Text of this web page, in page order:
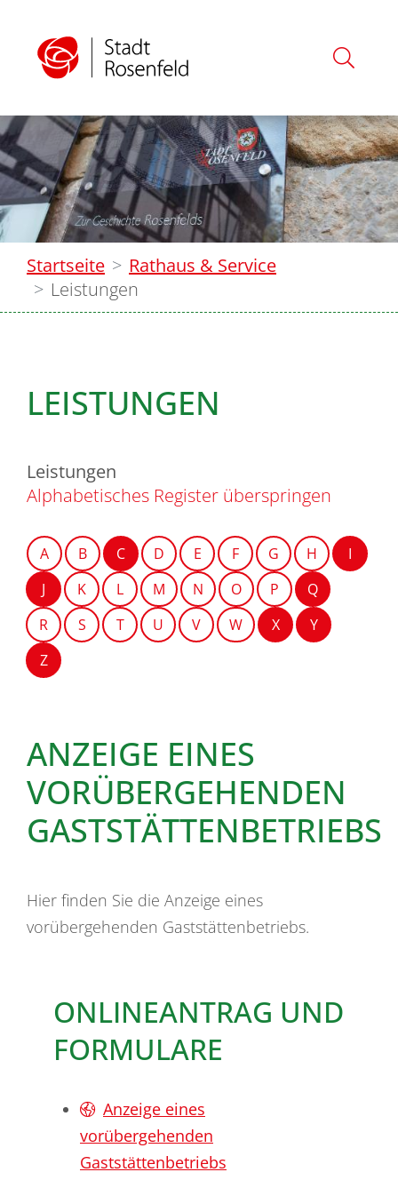
Startseite
Rathaus & Service
Leistungen
LEISTUNGEN
Leistungen
Alphabetisches Register überspringen
A B C D E F G H
I
J
K L M N O P
Q
R
S T U V W X
Y
Z
ANZEIGE EINES
VORÜBERGEHENDEN
GASTSTÄTTENBETRIEBS
Hier finden Sie die Anzeige eines
vorübergehenden Gaststättenbetriebs.
ONLINEANTRAG UND
FORMULARE
Anzeige eines
vorübergehenden
Gaststättenbetriebs